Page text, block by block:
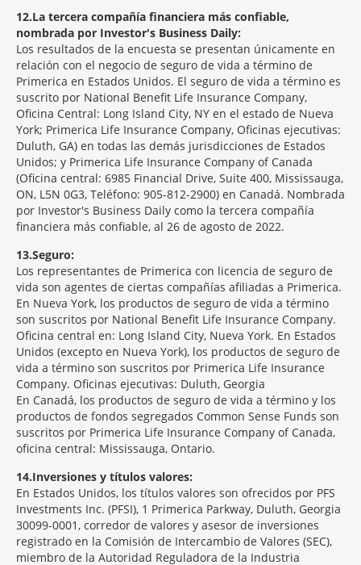
12 La tercera compañía financiera más confiable,
nombrada por Investor's Business Daily:
Los resultados de la encuesta se presentan únicamente en
relación con el negocio de seguro de vida a término de
Primerica en Estados Unidos. El seguro de vida a término es
suscrito por National Benefit Life Insurance Company,
Oficina Central: Long Island City, NY en el estado de Nueva
York; Primerica Life Insurance Company, Oficinas ejecutivas:
Duluth, GA) en todas las demás jurisdicciones de Estados
Unidos; y Primerica Life Insurance Company of Canada
(Oficina central: 6985 Financial Drive, Suite 400, Mississauga,
ON, L5N 0G3, Teléfono: 905-812-2900) en Canadá. Nombrada
por Investor's Business Daily como la tercera compañía
financiera más confiable, al 26 de agosto de 2022.
13 Seguro:
Los representantes de Primerica con licencia de seguro de
vida son agentes de ciertas compañías afiliadas a Primerica.
En Nueva York, los productos de seguro de vida a término
son suscritos por National Benefit Life Insurance Company.
Oficina central en: Long Island City, Nueva York. En Estados
Unidos (excepto en Nueva York), los productos de seguro de
vida a término son suscritos por Primerica Life Insurance
Company. Oficinas ejecutivas: Duluth, Georgia
En Canadá, los productos de seguro de vida a término y los
productos de fondos segregados Common Sense Funds son
suscritos por Primerica Life Insurance Company of Canada,
oficina central: Mississauga, Ontario.
14 Inversiones y títulos valores:
En Estados Unidos, los títulos valores son ofrecidos por PFS
Investments Inc. (PFSI), 1 Primerica Parkway, Duluth, Georgia
30099-0001, corredor de valores y asesor de inversiones
registrado en la Comisión de Intercambio de Valores (SEC),
miembro de la Autoridad Reguladora de la Industria